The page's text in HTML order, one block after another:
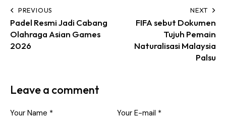
PREVIOUS
Padel Resmi Jadi Cabang
Olahraga Asian Games
2026
NEXT
FIFA sebut Dokumen
Tujuh Pemain
Naturalisasi Malaysia
Palsu
Leave a comment